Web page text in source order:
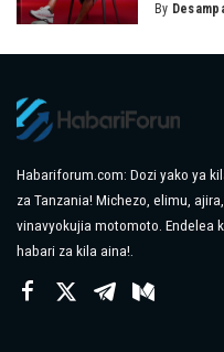
Posted
By
Habariforum.com: Dozi yako ya
za Tanzania! Michezo, elimu,
vinavyokujia motomoto. Endelea
habari za kila aina!.